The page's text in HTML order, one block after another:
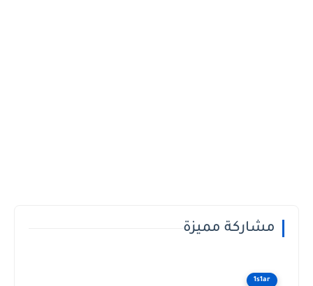
مشاركة مميزة
1s1ar